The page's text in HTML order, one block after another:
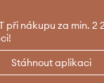
při nákupu za min. 2
Stáhnout aplikaci